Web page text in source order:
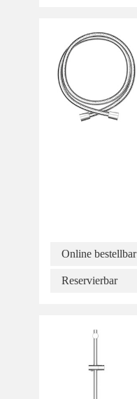
Online bestellbar
Reservierbar